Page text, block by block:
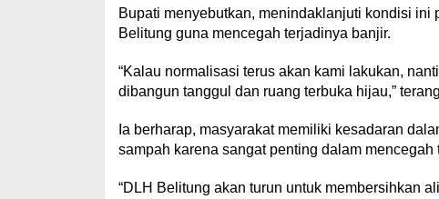
Bupati menyebutkan, menindaklanjuti kondisi
Belitung guna mencegah terjadinya banjir.
“Kalau normalisasi terus akan kami lakukan,
dibangun tanggul dan ruang terbuka hijau,”
Ia berharap, masyarakat memiliki kesadaran
sampah karena sangat penting dalam mencegah
“DLH Belitung akan turun untuk membersihkan